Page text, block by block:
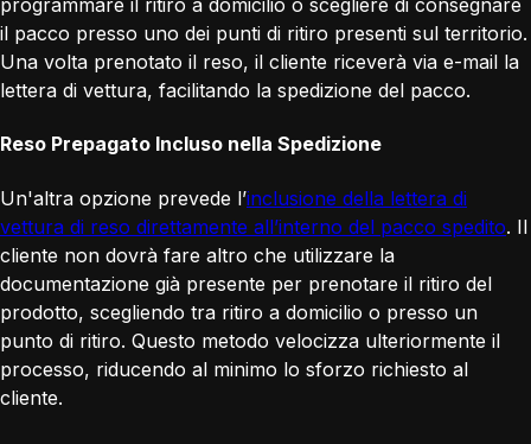
programmare il ritiro a domicilio o scegliere di consegnare
il pacco presso uno dei punti di ritiro presenti sul territorio.
Una volta prenotato il reso, il cliente riceverà via e-mail la
lettera di vettura, facilitando la spedizione del pacco.
Reso Prepagato Incluso nella Spedizione
Un'altra opzione prevede l’inclusione della lettera di
vettura di reso direttamente all’interno del pacco spedito. Il
cliente non dovrà fare altro che utilizzare la
documentazione già presente per prenotare il ritiro del
prodotto, scegliendo tra ritiro a domicilio o presso un
punto di ritiro. Questo metodo velocizza ulteriormente il
processo, riducendo al minimo lo sforzo richiesto al
cliente.